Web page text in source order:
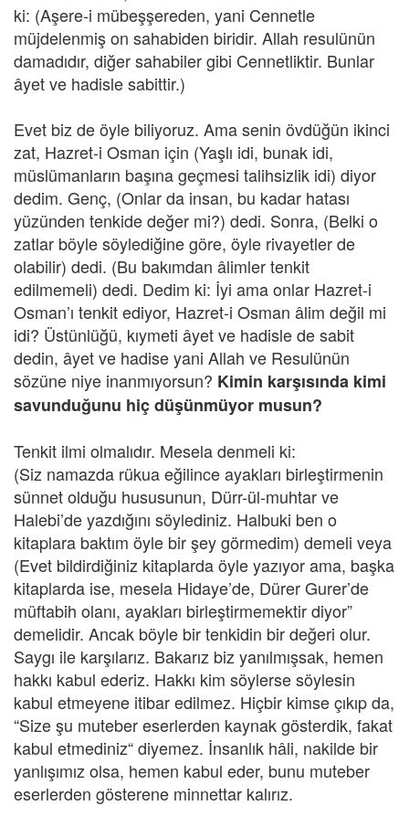
ki: (Aşere-i mübeşşereden, yani Cennetle
müjdelenmiş on sahabiden biridir. Allah resulünün
damadıdır, diğer sahabiler gibi Cennetliktir. Bunlar
âyet ve hadisle sabittir.)
Evet biz de öyle biliyoruz. Ama senin övdüğün ikinci
zat, Hazret-i Osman için (Yaşlı idi, bunak idi,
müslümanların başına geçmesi talihsizlik idi) diyor
dedim. Genç, (Onlar da insan, bu kadar hatası
yüzünden tenkide değer mi?) dedi. Sonra, (Belki o
zatlar böyle söylediğine göre, öyle rivayetler de
olabilir) dedi. (Bu bakımdan âlimler tenkit
edilmemeli) dedi. Dedim ki: İyi ama onlar Hazret-i
Osman’ı tenkit ediyor, Hazret-i Osman âlim değil mi
idi? Üstünlüğü, kıymeti âyet ve hadisle de sabit
dedin, âyet ve hadise yani Allah ve Resulünün
sözüne niye inanmıyorsun? Kimin karşısında kimi
savunduğunu hiç düşünmüyor musun?
Tenkit ilmi olmalıdır. Mesela denmeli ki:
(Siz namazda rükua eğilince ayakları birleştirmenin
sünnet olduğu hususunun, Dürr-ül-muhtar ve
Halebi’de yazdığını söylediniz. Halbuki ben o
kitaplara baktım öyle bir şey görmedim) demeli veya
(Evet bildirdiğiniz kitaplarda öyle yazıyor ama, başka
kitaplarda ise, mesela Hidaye’de, Dürer Gurer’de
müftabih olanı, ayakları birleştirmemektir diyor”
demelidir. Ancak böyle bir tenkidin bir değeri olur.
Saygı ile karşılarız. Bakarız biz yanılmışsak, hemen
hakkı kabul ederiz. Hakkı kim söylerse söylesin
kabul etmeyene itibar edilmez. Hiçbir kimse çıkıp da,
“Size şu muteber eserlerden kaynak gösterdik, fakat
kabul etmediniz“ diyemez. İnsanlık hâli, nakilde bir
yanlışımız olsa, hemen kabul eder, bunu muteber
eserlerden gösterene minnettar kalırız.